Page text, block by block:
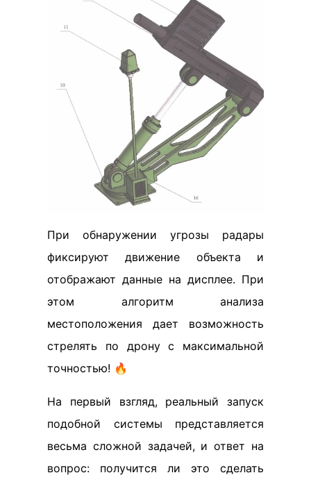
При обнаружении угрозы радары
фиксируют движение объекта и
отображают данные на дисплее. При
этом алгоритм анализа
местоположения дает возможность
стрелять по дрону с максимальной
точностью! 🔥
На первый взгляд, реальный запуск
подобной системы представляется
весьма сложной задачей, и ответ на
вопрос: получится ли это сделать